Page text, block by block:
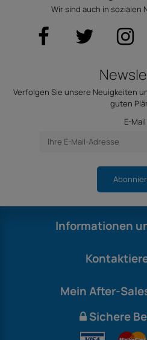
Wir sind auch in sozialen
Verfolgen Sie unsere Neuigkeiten
guten
E-Mail
Informationen
Mein After-
Sichere